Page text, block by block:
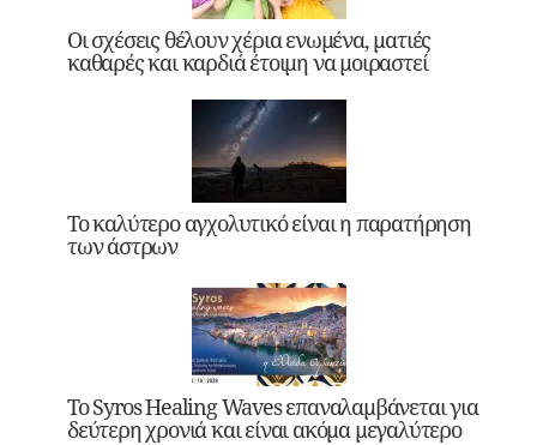
Οι σχέσεις θέλουν χέρια ενωμένα, ματιές
καθαρές και καρδιά έτοιμη να μοιραστεί
Το καλύτερο αγχολυτικό είναι η παρατήρηση
των άστρων
Το Syros Healing Waves επαναλαμβάνεται για
δεύτερη χρονιά και είναι ακόμα μεγαλύτερο